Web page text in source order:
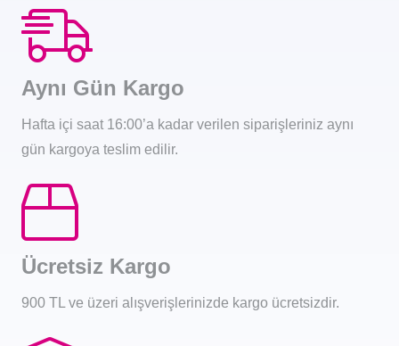
Aynı Gün Kargo
Hafta içi saat 16:00’a kadar verilen siparişleriniz aynı
gün kargoya teslim edilir.
Ücretsiz Kargo
900 TL ve üzeri alışverişlerinizde kargo ücretsizdir.